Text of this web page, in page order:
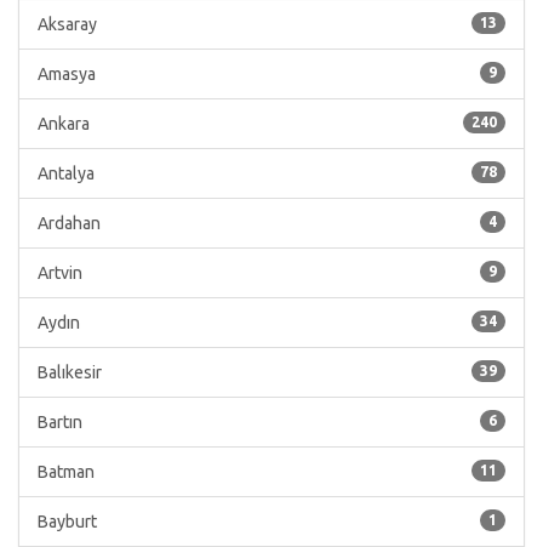
13
Aksaray
9
Amasya
240
Ankara
78
Antalya
4
Ardahan
9
Artvin
34
Aydın
39
Balıkesir
6
Bartın
11
Batman
1
Bayburt